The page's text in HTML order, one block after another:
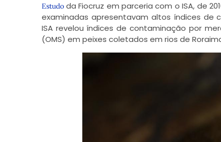
Estudoda Fiocruz em parceria com o ISA, de
examinadas apresentavam altos índices de
ISA revelou índices de contaminação por
(OMS) em peixes coletados em rios de